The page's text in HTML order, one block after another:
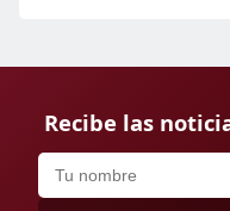
Recibe las